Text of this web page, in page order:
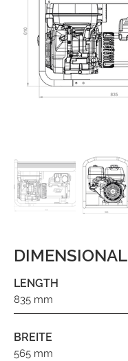
DIMENSIONAL
LENGTH
835 mm
BREITE
565 mm